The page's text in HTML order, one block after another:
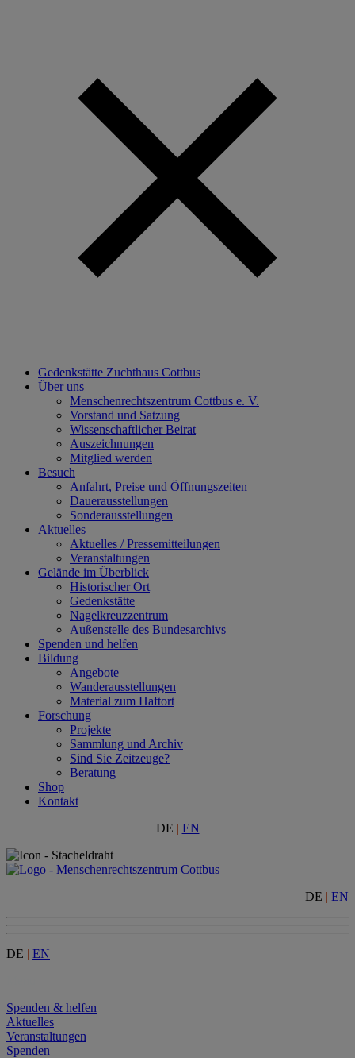
Gedenkstätte Zuchthaus Cottbus
Über uns
Menschenrechtszentrum Cottbus e. V.
Vorstand und Satzung
Wissenschaftlicher Beirat
Auszeichnungen
Mitglied werden
Besuch
Anfahrt, Preise und Öffnungszeiten
Dauerausstellungen
Sonderausstellungen
Aktuelles
Aktuelles / Pressemitteilungen
Veranstaltungen
Gelände im Überblick
Historischer Ort
Gedenkstätte
Nagelkreuzzentrum
Außenstelle des Bundesarchivs
Spenden und helfen
Bildung
Angebote
Wanderausstellungen
Material zum Haftort
Forschung
Projekte
Sammlung und Archiv
Sind Sie Zeitzeuge?
Beratung
Shop
Kontakt
DE | EN
DE | EN
DE | EN
Spenden & helfen
Aktuelles
Veranstaltungen
Spenden